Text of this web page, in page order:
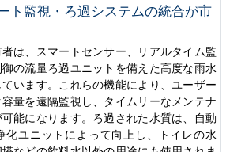
ト監視・ろ過システムの統合が市
は、スマートセンサー、リアルタイム監
の流量ろ過ユニットを備えた高度な雨水
います。これらの機能により、ユーザー
量を遠隔監視し、タイムリーなメンテナ
能になります。ろ過された水質は、自動
化ユニットによって向上し、トイレの水